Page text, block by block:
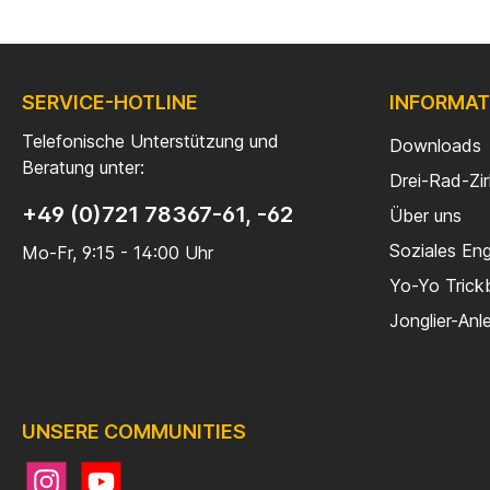
unter
Knobs
Diese
SERVICE-HOTLINE
Telefonische Unterstützung und
Beratung unter:
+49 (0)721 78367-61, -62
Mo-Fr, 9:15 - 14:00 Uhr
Downloads
Drei-Rad-
Über uns
Soziales
Yo-Yo
Jonglier-
UNSERE COMMUNITIES